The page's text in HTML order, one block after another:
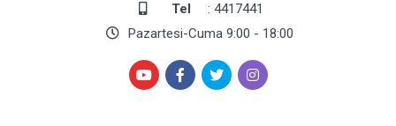
Tel
: 4417441
Pazartesi-Cuma 9:00 - 18:00